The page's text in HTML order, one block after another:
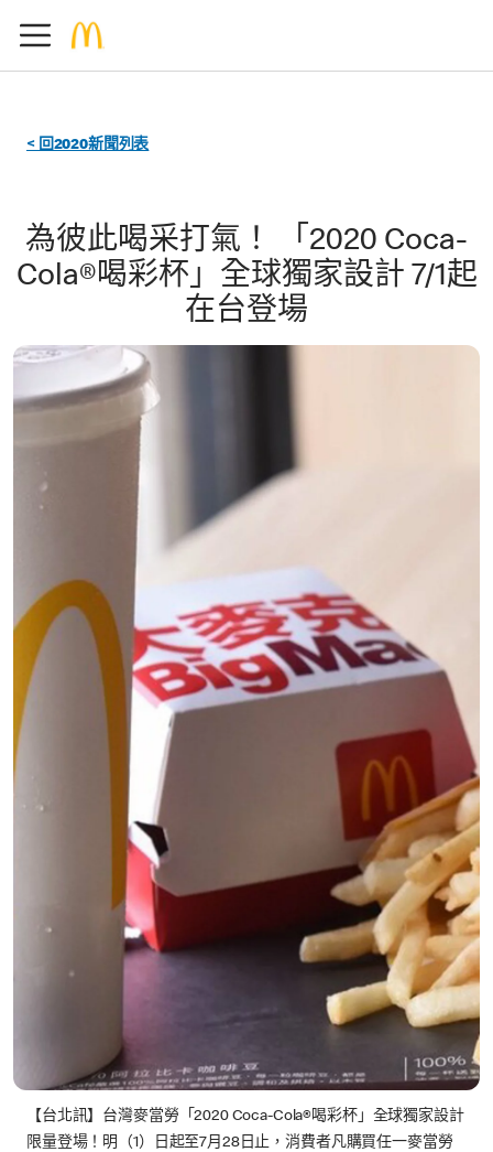
< 回2020新聞列表
為彼此喝采打氣！ 「2020 Coca-
Cola®喝彩杯」全球獨家設計 7/1起
在台登場
【台北訊】台灣麥當勞「2020 Coca-Cola®喝彩杯」全球獨家設計
限量登場！明（1）日起至7月28日止，消費者凡購買任一麥當勞